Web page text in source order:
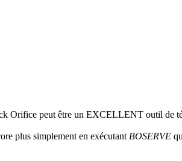
Orifice peut être un EXCELLENT outil de
plus simplement en exécutant BOSERVE